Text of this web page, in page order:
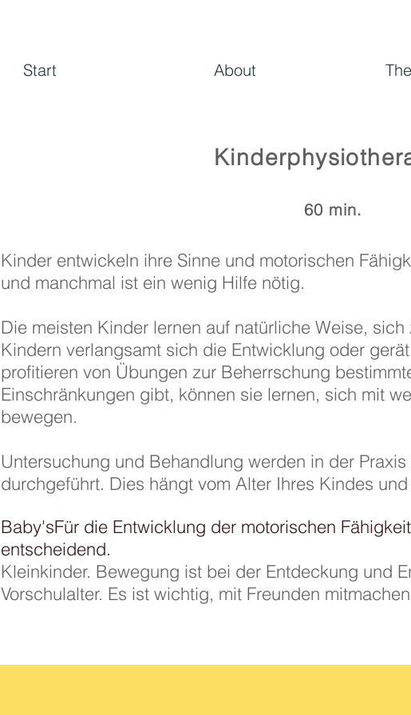
Start About
60 min.
Kinder entwickeln ihre Sinne und motorischen
und manchmal ist ein wenig Hilfe nötig.
Die meisten Kinder lernen auf natürliche Weise,
Kindern verlangsamt sich die Entwicklung oder
profitieren von Übungen zur Beherrschung
Einschränkungen gibt, können sie lernen, sich mit
bewegen.
Untersuchung und Behandlung werden in der
durchgeführt. Dies hängt vom Alter Ihres Kindes
Baby'sFür die Entwicklung der motorischen
entscheidend.
Kleinkinder. Bewegung ist bei der Entdeckung und
Vorschulalter. Es ist wichtig, mit Freunden